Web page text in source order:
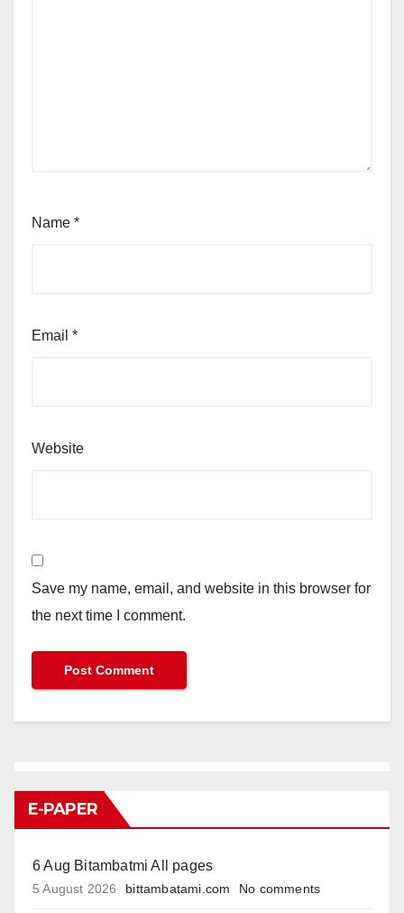
Name *
Email *
Website
Save my name, email, and website in this browser for
the next time I comment.
E-PAPER
6 Aug Bitambatmi All pages
5 August 2026 bittambatami.com No comments